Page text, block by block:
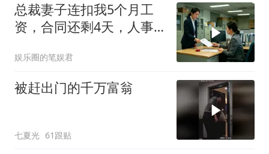
总裁妻子连扣我5个月工
资，合同还剩4天，人事
娱乐圈的笔娱君
被赶出门的千万富翁
七夏光 61跟贴